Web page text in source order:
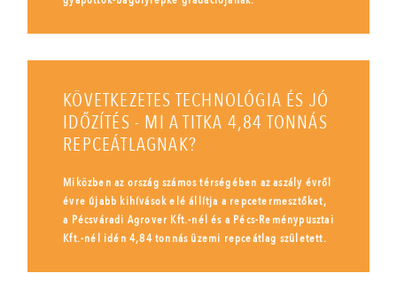
KÖVETKEZETES TECHNOLÓGIA ÉS JÓ
IDŐZÍTÉS - MI A TITKA 4,84 TONNÁS
REPCEÁTLAGNAK?
Miközben az ország számos térségében az aszály évről
évre újabb kihívások elé állítja a repcetermesztőket,
a Pécsváradi Agrover Kft.-nél és a Pécs-Reménypusztai
Kft.-nél idén 4,84 tonnás üzemi repceátlag született.